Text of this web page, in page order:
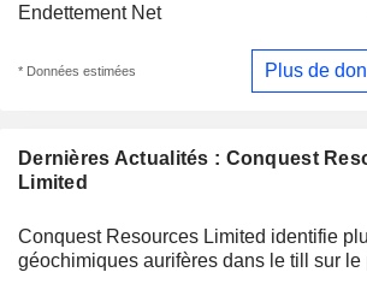
Dernières Actualités : Conquest
Limited
Conquest Resources Limited identifie
géochimiques aurifères dans le till sur le
Endettement Net
* Données estimées Plus de